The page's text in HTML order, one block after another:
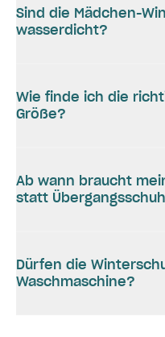
Sind die Mädchen-
wasserdicht?
Wie finde ich die
Größe?
Ab wann braucht
statt
Dürfen die
Waschmaschine?